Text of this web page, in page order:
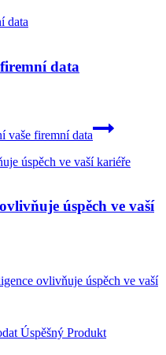
data
vaše firemní data
úspěch ve vaší
ovlivňuje úspěch ve vaší